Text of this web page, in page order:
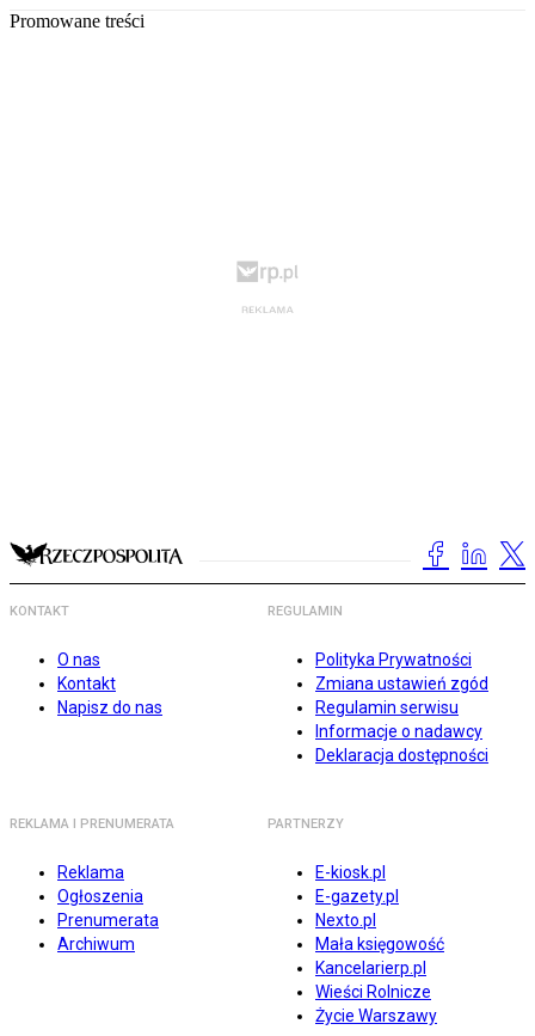
Promowane treści
KONTAKT
O nas
Kontakt
Napisz do nas
REGULAMIN
Polityka Prywatności
Zmiana ustawień zgód
Regulamin serwisu
Informacje o nadawcy
Deklaracja dostępności
REKLAMA I PRENUMERATA
Reklama
Ogłoszenia
Prenumerata
Archiwum
PARTNERZY
E-kiosk.pl
E-gazety.pl
Nexto.pl
Mała księgowość
Kancelarierp.pl
Wieści Rolnicze
Życie Warszawy